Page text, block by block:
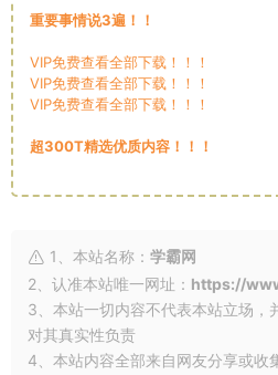
重要事情说3遍！！
VIP免费查看全部下载！！！
VIP免费查看全部下载！！！
VIP免费查看全部下载！！！
超300T精选优质内容！！！
1、本站名称： 学霸网
2、认准本站唯一网址： https://
3、本站一切内容不代表本站立场，
对其真实性负责
4、本站内容全部来自网友分享或收